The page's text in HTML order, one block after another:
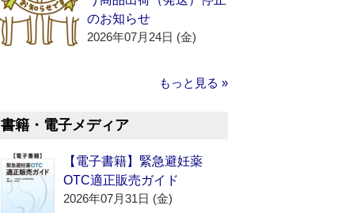
のお知らせ
2026年07月24日 (金)
もっと見る »
書籍・電子メディア
【電子書籍】緊急避妊薬
OTC適正販売ガイド
2026年07月31日 (金)